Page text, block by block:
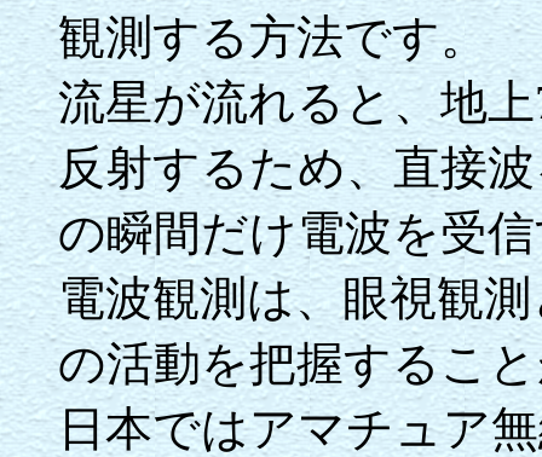
観測する方法です。
流星が流れると、地
反射するため、直接
の瞬間だけ電波を受
電波観測は、眼視観
の活動を把握するこ
日本ではアマチュア